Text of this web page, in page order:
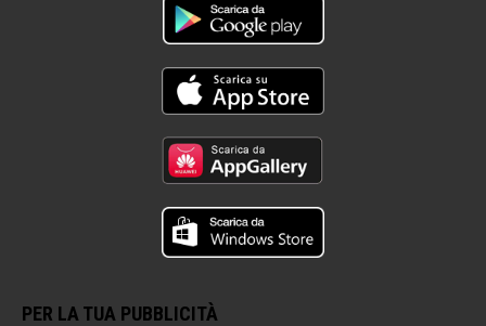
PER LA TUA PUBBLICITÀ